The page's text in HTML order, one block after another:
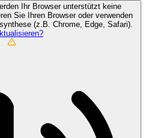
Ihr Browser unterstützt keine
Sie Ihren Browser oder verwenden
(z.B. Chrome, Edge, Safari).